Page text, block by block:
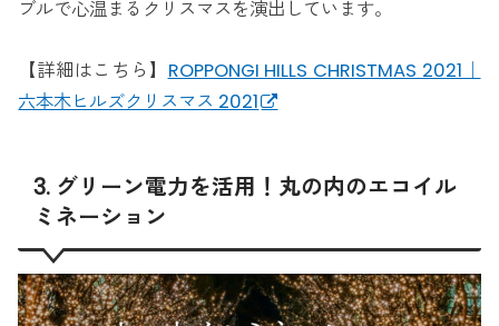
ブルで心温まるクリスマスを演出しています。
【詳細はこちら】 ROPPONGI HILLS CHRISTMAS 2021｜
六本木ヒルズクリスマス 2021
3. グリーン電力を活用！丸の内のエコイル
ミネーション